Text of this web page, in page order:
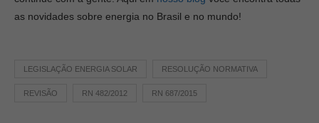
as novidades sobre energia no Brasil e no mundo!
LEGISLAÇÃO ENERGIA SOLAR RESOLUÇÃO NORMATIVA
REVISÃO RN 482/2012 RN 687/2015